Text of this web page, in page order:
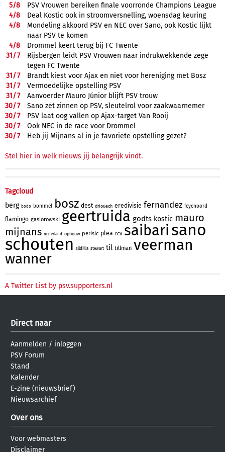
5/8
PSV Vrouwen bereiken finale voorronde Champions League
4/8
Deal Kostic ook in stroomversnelling, woensdag keuring
4/8
Mondeling akkoord PSV en NEC over Sano, ook Kostic lijkt
naar PSV te komen
4/8
Drommel keert terug bij FC Twente
31/7
Rijsbergen leidt PSV Vrouwen naar indrukwekkende zege
tegen FC Twente
31/7
Brandt kiest voor Ajax en niet voor hereniging met Bosz
31/7
Vermoedelijke opstelling PSV
31/7
Aanvoerder Mauro Júnior blijft PSV trouw
30/7
Sano zet zinnen op PSV, sleutelrol voor zaakwaarnemer
30/7
PSV laat oog vallen op Ajax-target Van Rooij
30/7
Ook NEC in de race voor Drommel
30/7 Heb jij Mijnans al in je favoriete opstelling gezet?
Stel hier in welk nieuws jij belangrijk vindt.
Tagcloud
berg bodo bommel bosz dest driouech eredivisie fernandez feyenoord
flamingo gasiorowski geertruida godts kostic mauro
mijnans nederland opbouw perisic plea rcv saibari sano
schouten sildillia stewart til tillman veerman
wanner
A Twitter List by psv.supporters.nl
Direct naar
Aanmelden / inloggen
PSV Forum
Stand
Kalender
E-zine (nieuwsbrief)
Nieuwsarchief
Over ons
Voor webmasters
Disclaimer